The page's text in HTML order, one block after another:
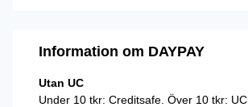
Information om DAYPAY
Utan UC
Under 10 tkr: Creditsafe. Över 10 tkr: UC